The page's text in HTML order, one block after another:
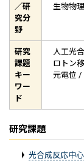
／研
究分
野
生物物
研究
課題
キー
ワー
ド
人工光
ロトン
元電位 /
研究課題
光合成反応中